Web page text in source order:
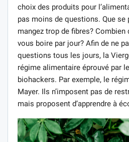
choix des produits pour
pas moins de questions. Que se
mangez trop de fibres? Combien
vous boire par jour? Afin de ne
questions tous les jours, la
régime alimentaire éprouvé par
biohackers. Par exemple, le
Mayer. Ils n’imposent pas de
mais proposent d’apprendre à